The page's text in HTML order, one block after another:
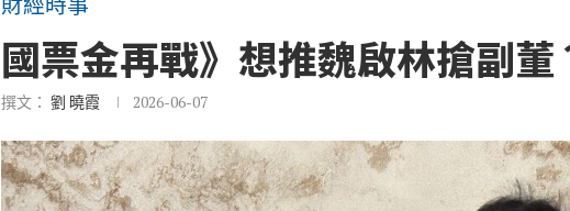
國票金再戰》想推魏啟林搶副
撰文： 劉 曉霞 2026-06-07